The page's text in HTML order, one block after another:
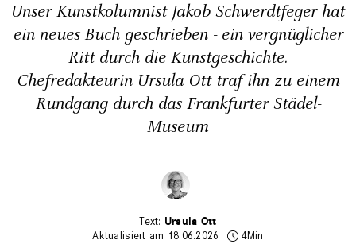
Unser Kunstkolumnist Jakob Schwerdtfeger hat
ein neues Buch geschrieben - ein vergnüglicher
Ritt durch die Kunstgeschichte.
Chefredakteurin Ursula Ott traf ihn zu einem
Rundgang durch das Frankfurter Städel-
Museum
Ursula Ott
Aktualisiert am 18.06.2026
4Min